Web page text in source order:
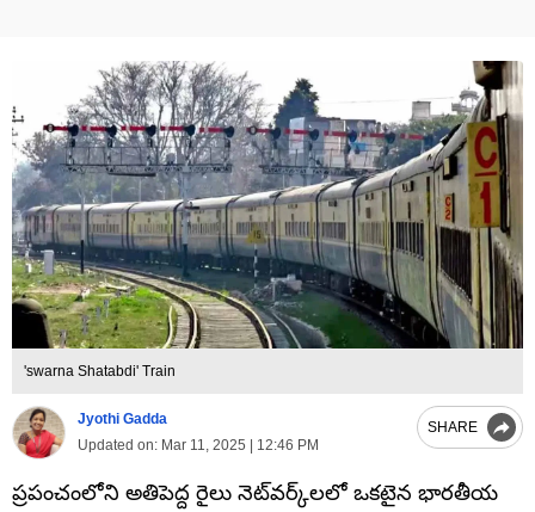
'swarna Shatabdi' Train
Jyothi Gadda
Updated on: Mar 11, 2025 | 12:46 PM
SHARE
ప్రపంచంలోని అతిపెద్ద రైలు నెట్‌వర్క్‌లలో ఒకటైన భారతీయ